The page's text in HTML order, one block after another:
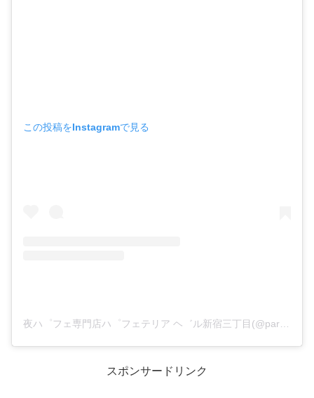
この投稿をInstagramで見る
スポンサードリンク